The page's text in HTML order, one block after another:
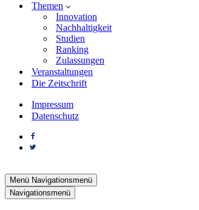
Themen
Innovation
Nachhaltigkeit
Studien
Ranking
Zulassungen
Veranstaltungen
Die Zeitschrift
Impressum
Datenschutz
Menü Navigationsmenü
Navigationsmenü